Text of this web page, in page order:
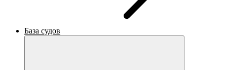
База судов